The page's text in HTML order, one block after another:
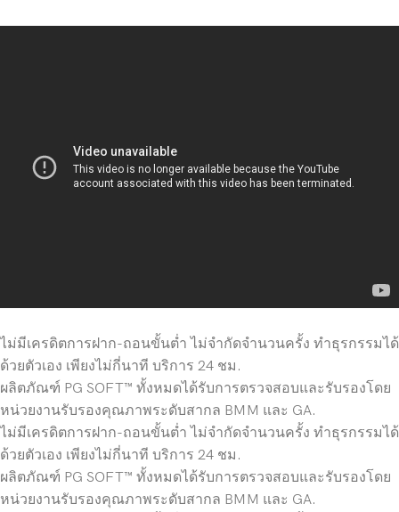
ไม่มีเครดิตการฝาก-ถอนขั้นต่ำ ไม่จำกัดจำนวนครั้ง ทำธุรกรรมได้
ด้วยตัวเอง เพียงไม่กี่นาที บริการ 24 ชม.
ผลิตภัณฑ์ PG SOFT™ ทั้งหมดได้รับการตรวจสอบและรับรองโดย
หน่วยงานรับรองคุณภาพระดับสากล BMM และ GA.
ไม่มีเครดิตการฝาก-ถอนขั้นต่ำ ไม่จำกัดจำนวนครั้ง ทำธุรกรรมได้
ด้วยตัวเอง เพียงไม่กี่นาที บริการ 24 ชม.
ผลิตภัณฑ์ PG SOFT™ ทั้งหมดได้รับการตรวจสอบและรับรองโดย
หน่วยงานรับรองคุณภาพระดับสากล BMM และ GA.